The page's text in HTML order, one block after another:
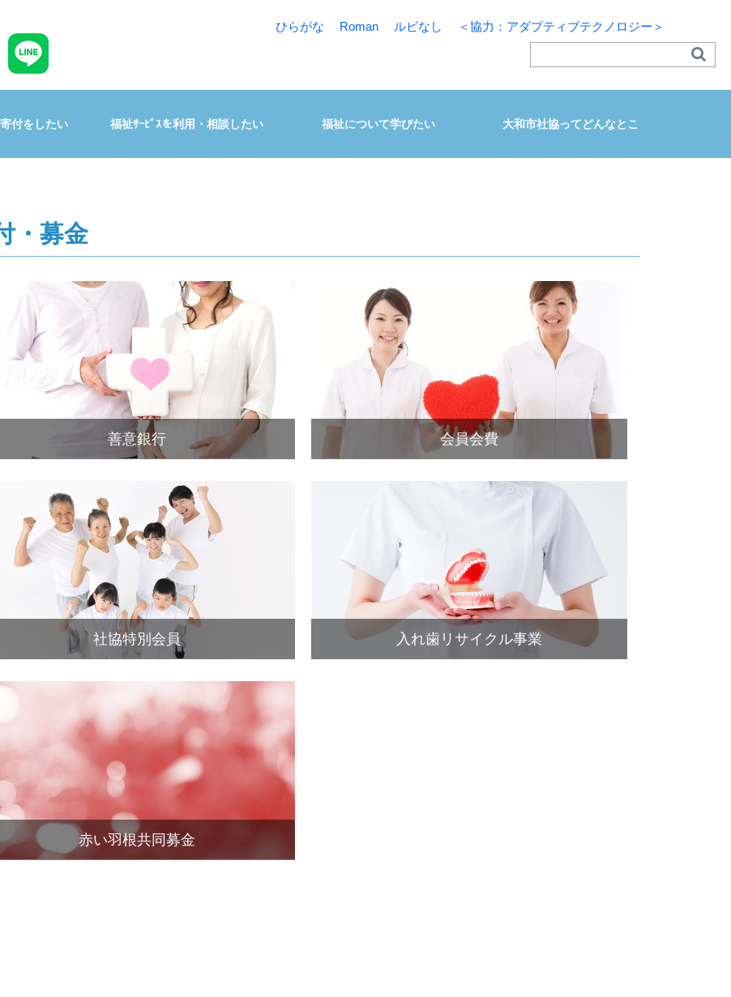
ひらがな Roman ルビなし ＜協力：アダプティブテクノロジー＞
付をしたい 福祉ｻｰﾋﾞｽを利用・相談したい 福祉について学びたい 大和市社協ってどんなとこ
・募金
善意銀行 会員会費
社協特別会員 入れ歯リサイクル事業
赤い羽根共同募金